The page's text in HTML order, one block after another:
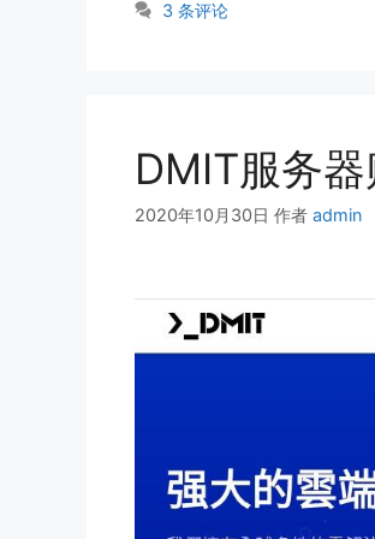
签
3 条评论
DMIT服务
2020年10月30日 作者 admin